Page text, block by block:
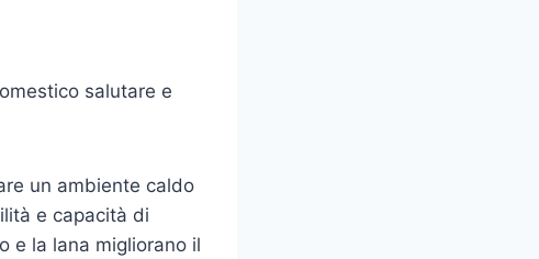
salutare e
un ambiente caldo
e capacità di
e la lana migliorano il